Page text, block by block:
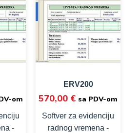
om
-
ERV200
570,00 € sa PDV-om
Softver za evidenciju
radnog vremena -